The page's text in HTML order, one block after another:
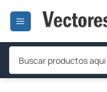
Búsqueda
productos